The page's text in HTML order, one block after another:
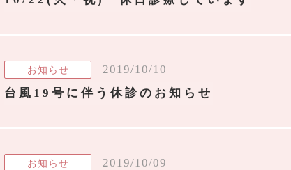
お知らせ
2019/10/10
台風19号に伴う休診のお知らせ
お知らせ
2019/10/09